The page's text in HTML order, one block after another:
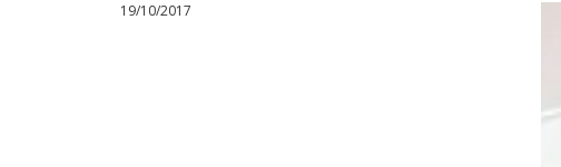
19/10/2017